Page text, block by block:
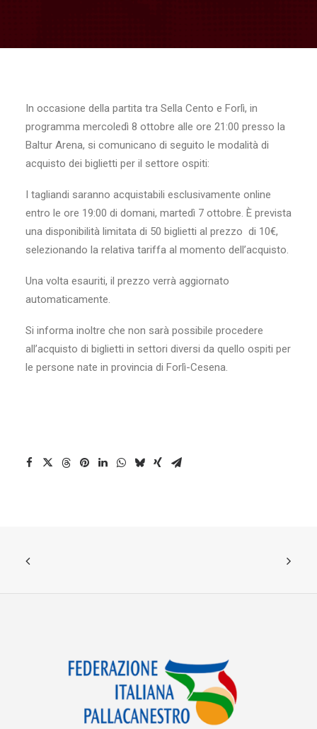
In occasione della partita tra Sella Cento e Forlì, in
programma mercoledì 8 ottobre alle ore 21:00 presso la
Baltur Arena, si comunicano di seguito le modalità di
acquisto dei biglietti per il settore ospiti:
I tagliandi saranno acquistabili esclusivamente online
entro le ore 19:00 di domani, martedì 7 ottobre. È prevista
una disponibilità limitata di 50 biglietti al prezzo di 10€,
selezionando la relativa tariffa al momento dell’acquisto.
Una volta esauriti, il prezzo verrà aggiornato
automaticamente.
Si informa inoltre che non sarà possibile procedere
all’acquisto di biglietti in settori diversi da quello ospiti per
le persone nate in provincia di Forlì-Cesena.